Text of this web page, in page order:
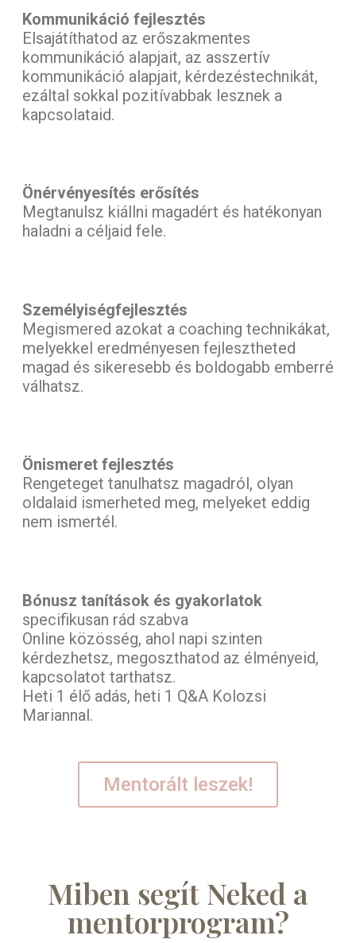
Kommunikáció fejlesztés
Elsajátíthatod az erőszakmentes
kommunikáció alapjait, az asszertív
kommunikáció alapjait, kérdezéstechnikát,
ezáltal sokkal pozitívabbak lesznek a
kapcsolataid.
Önérvényesítés erősítés
Megtanulsz kiállni magadért és hatékonyan
haladni a céljaid fele.
Személyiségfejlesztés
Megismered azokat a coaching technikákat,
melyekkel eredményesen fejlesztheted
magad és sikeresebb és boldogabb emberré
válhatsz.
Önismeret fejlesztés
Rengeteget tanulhatsz magadról, olyan
oldalaid ismerheted meg, melyeket eddig
nem ismertél.
Bónusz tanítások és gyakorlatok
specifikusan rád szabva
Online közösség, ahol napi szinten
kérdezhetsz, megoszthatod az élményeid,
kapcsolatot tarthatsz.
Heti 1 élő adás, heti 1 Q&A Kolozsi
Mariannal.
Mentorált leszek!
Miben segít Neked a
mentorprogram?